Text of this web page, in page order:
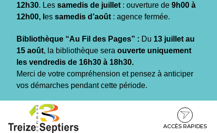
12h30. Les samedis de juillet : ouverture de 9h00 à
12h00, l es samedis d’août : agence fermée.
Bibliothèque “Au Fil des Pages” : Du 13 juillet au
15 août, la bibliothèque sera ouverte uniquement
les vendredis de 16h30 à 18h30.
Merci de votre compréhension et pensez à anticiper
vos démarches pendant cette période.
contenu
pied
ACCÈS RAPIDES